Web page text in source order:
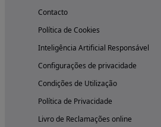
Contacto
Política de Cookies
Inteligência Artificial Responsável
Configurações de privacidade
Condições de Utilização
Política de Privacidade
Livro de Reclamações online